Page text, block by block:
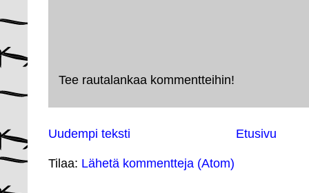
Tee rautalankaa kommentteihin!
Uudempi teksti Etusivu
Tilaa: Lähetä kommentteja (Atom)